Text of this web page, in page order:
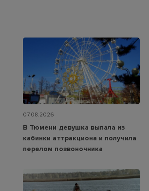
07.08.2026
В Тюмени девушка выпала из
кабинки аттракциона и получила
перелом позвоночника